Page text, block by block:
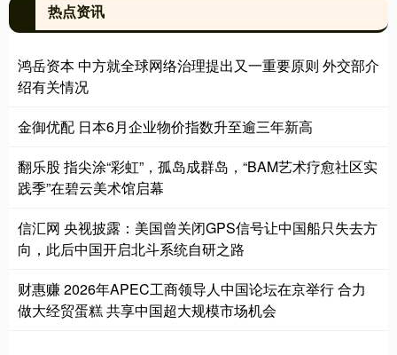
热点资讯
鸿岳资本 中方就全球网络治理提出又一重要原则 外交部介
绍有关情况
金御优配 日本6月企业物价指数升至逾三年新高
翻乐股 指尖涂“彩虹”，孤岛成群岛，“BAM艺术疗愈社区实
践季”在碧云美术馆启幕
信汇网 央视披露：美国曾关闭GPS信号让中国船只失去方
向，此后中国开启北斗系统自研之路
财惠赚 2026年APEC工商领导人中国论坛在京举行 合力
做大经贸蛋糕 共享中国超大规模市场机会